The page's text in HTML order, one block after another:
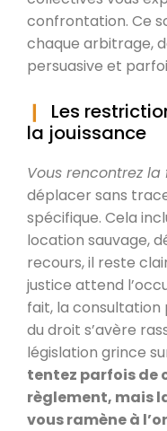
confrontation. Ce
chaque arbitrage,
persuasive et
Les
la jouissance
Vous rencontrez
déplacer sans
spécifique. Cela
location sauvage,
recours, il reste
justice attend
fait, la consultation
du droit s’avère
législation grince
tentez parfois de
règlement, mais
vous ramène à